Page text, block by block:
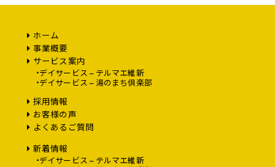
ホーム
事業概要
サービス案内
デイサービス – テルマエ維新
デイサービス – 湯のまち倶楽部
採用情報
お客様の声
よくあるご質問
新着情報
デイサービス – テルマエ維新